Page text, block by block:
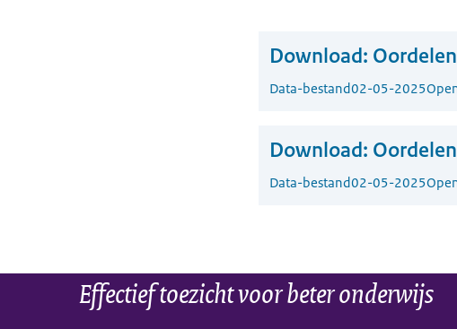
Download:
Data-bestand02-05-2025
Download:
Data-bestand02-05-2025
Effectief toezicht voor beter onderwijs